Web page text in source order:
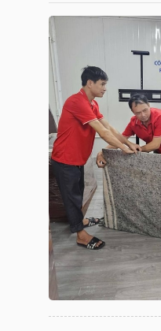
DOANH
NGHIỆP
BẤT
ĐỘNG
CHÍNH